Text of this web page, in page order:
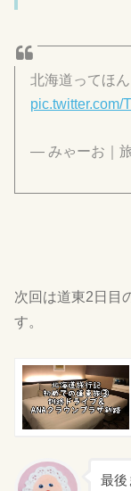
北海道ってほ
pic.twitter.com/
— みゃーお｜
次回は道東2日目
す。
最後